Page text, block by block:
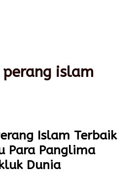
islam
Islam Terbaik
Para Panglima
Dunia